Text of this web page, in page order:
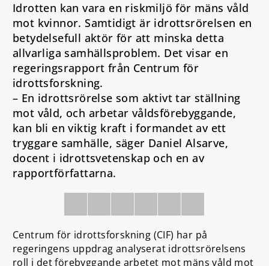
Idrotten kan vara en riskmiljö för mäns våld
mot kvinnor. Samtidigt är idrottsrörelsen en
betydelsefull aktör för att minska detta
allvarliga samhällsproblem. Det visar en
regeringsrapport från Centrum för
idrottsforskning.
– En idrottsrörelse som aktivt tar ställning
mot våld, och arbetar våldsförebyggande,
kan bli en viktig kraft i formandet av ett
tryggare samhälle, säger Daniel Alsarve,
docent i idrottsvetenskap och en av
rapportförfattarna.
Centrum för idrottsforskning (CIF) har på
regeringens uppdrag analyserat idrottsrörelsens
roll i det förebyggande arbetet mot mäns våld mot